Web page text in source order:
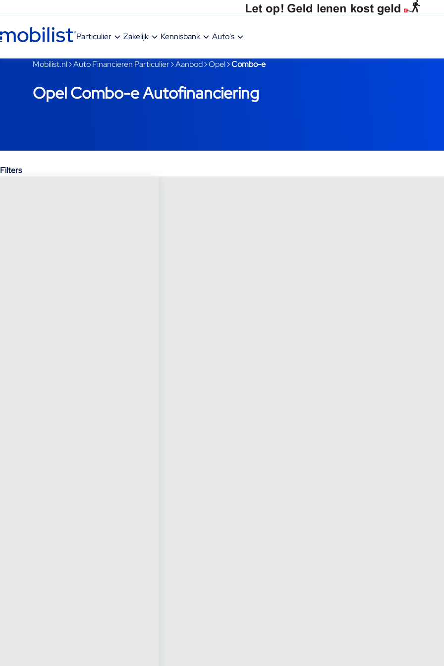
Particulier Zakelijk Kennisbank Auto's
Je bent nu voorbij het hoofdmenu
Mobilist.nl Auto Financieren Particulier Aanbod Opel Combo-e
Opel Combo-e Autofinanciering
Filters